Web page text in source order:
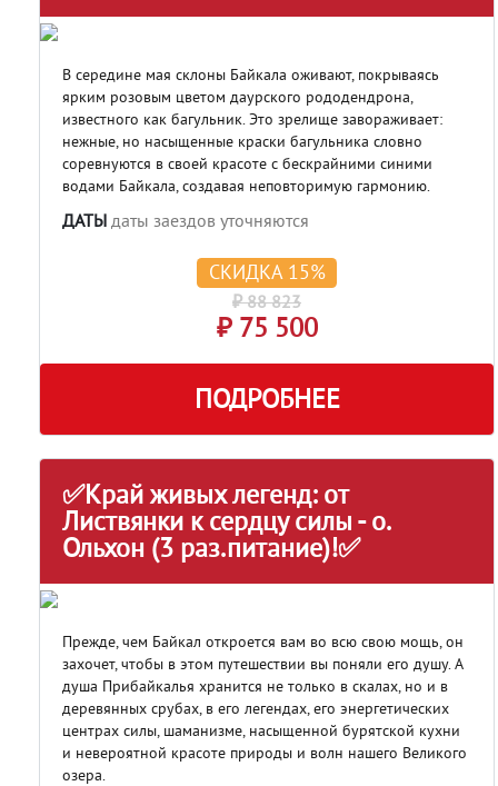
В середине мая склоны Байкала оживают, покрываясь
ярким розовым цветом даурского рододендрона,
известного как багульник. Это зрелище завораживает:
нежные, но насыщенные краски багульника словно
соревнуются в своей красоте с бескрайними синими
водами Байкала, создавая неповторимую гармонию.
ДАТЫ даты заездов уточняются
СКИДКА 15%
₽ 88 823
₽ 75 500
ПОДРОБНЕЕ
✅Край живых легенд: от
Листвянки к сердцу силы - о.
Ольхон (3 раз.питание)!✅
Прежде, чем Байкал откроется вам во всю свою мощь, он
захочет, чтобы в этом путешествии вы поняли его душу. А
душа Прибайкалья хранится не только в скалах, но и в
деревянных срубах, в его легендах, его энергетических
центрах силы, шаманизме, насыщенной бурятской кухни
и невероятной красоте природы и волн нашего Великого
озера.